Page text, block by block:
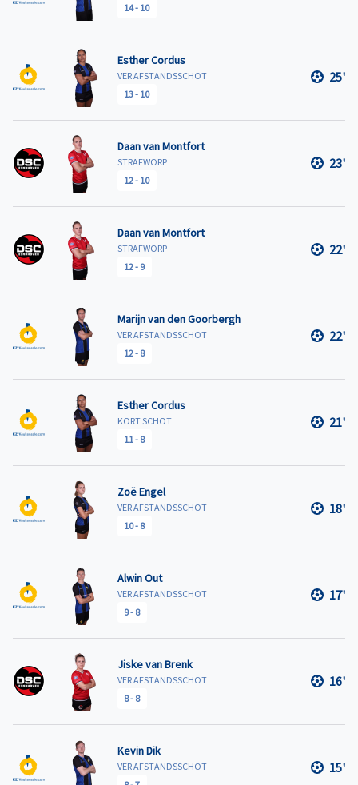
14- 10
Esther Cordus
VER AFSTANDSSCHOT
13- 10
25'
Daan van Montfort
STRAFWORP
12- 10
23'
Daan van Montfort
STRAFWORP
12- 9
22'
Marijn van den Goorbergh
VER AFSTANDSSCHOT
12- 8
22'
Esther Cordus
KORT SCHOT
11- 8
21'
Zoë Engel
VER AFSTANDSSCHOT
10- 8
18'
Alwin Out
VER AFSTANDSSCHOT
9- 8
17'
Jiske van Brenk
VER AFSTANDSSCHOT
8- 8
16'
Kevin Dik
VER AFSTANDSSCHOT
15'